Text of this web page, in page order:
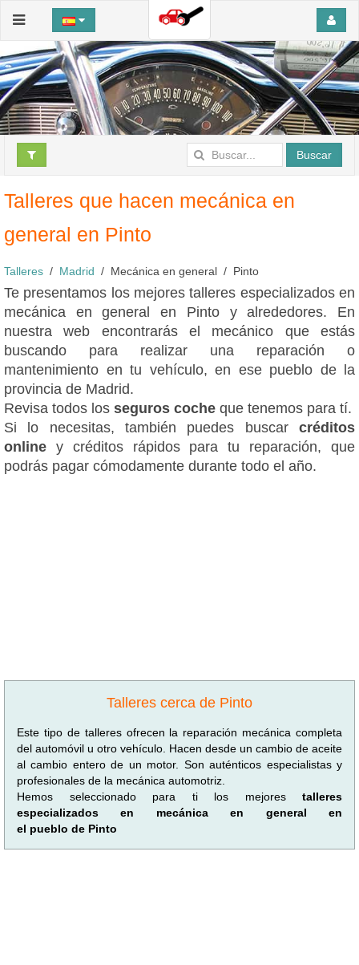
Buscar
Talleres que hacen mecánica en
general en Pinto
Talleres Madrid Mecánica en general Pinto
Te presentamos los mejores talleres especializados en
mecánica en general en Pinto y alrededores. En
nuestra web encontrarás el mecánico que estás
buscando para realizar una reparación o
mantenimiento en tu vehículo, en ese pueblo de la
provincia de Madrid.
Revisa todos los seguros coche que tenemos para tí.
Si lo necesitas, también puedes buscar créditos
online y créditos rápidos para tu reparación, que
podrás pagar cómodamente durante todo el año.
Talleres cerca de Pinto
Este tipo de talleres ofrecen la reparación mecánica completa
del automóvil u otro vehículo. Hacen desde un cambio de aceite
al cambio entero de un motor. Son auténticos especialistas y
profesionales de la mecánica automotriz.
Hemos seleccionado para ti los mejores talleres
especializados en mecánica en general en
el pueblo de Pinto